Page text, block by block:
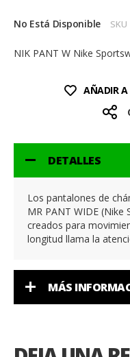
No Está Disponible SKU
NIK PANT W Nike
AÑADIR A
DETALLES
Los pantalones de
MR PANT WIDE (Nike
creados para
longitud llama la
MÁS